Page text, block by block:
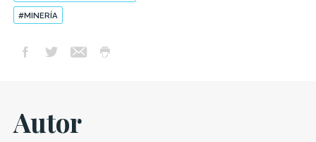
#MINERÍA
Autor